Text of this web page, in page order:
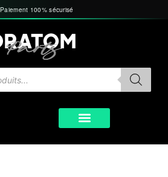
Paiement 100% sécurisé